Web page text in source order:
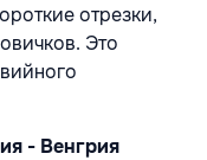
отрезки,
Это
- Венгрия